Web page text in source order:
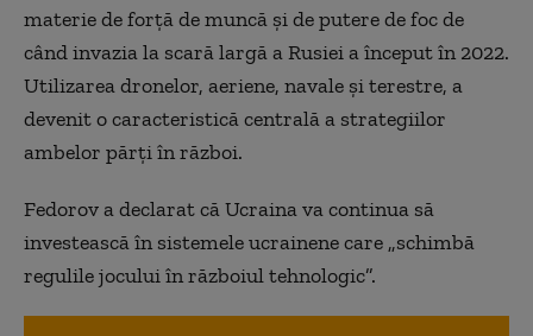
materie de forță de muncă și de putere de foc de
când invazia la scară largă a Rusiei a început în 2022.
Utilizarea dronelor, aeriene, navale și terestre, a
devenit o caracteristică centrală a strategiilor
ambelor părți în război.
Fedorov a declarat că Ucraina va continua să
investească în sistemele ucrainene care „schimbă
regulile jocului în războiul tehnologic”.